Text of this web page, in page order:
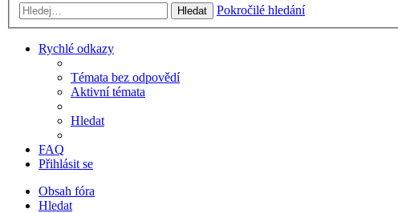
Hledat Pokročilé hledání
Rychlé odkazy
Témata bez odpovědí
Aktivní témata
Hledat
FAQ
Přihlásit se
Obsah fóra
Hledat